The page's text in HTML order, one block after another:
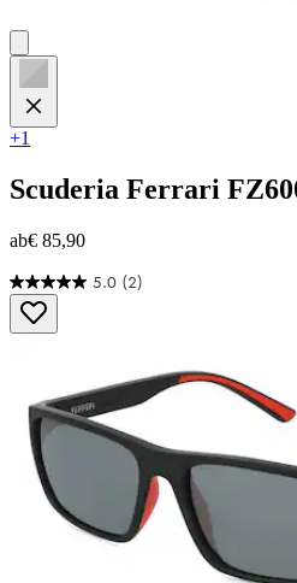
+1
Scuderia Ferrari
ab€ 85,90
5.0 (2)
5.0
von
5
Bewertungen